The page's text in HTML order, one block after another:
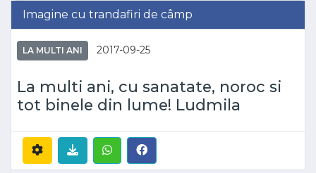
Imagine cu trandafiri de câmp
LA MULTI ANI 2017-09-25
La multi ani, cu sanatate, noroc si
tot binele din lume! Ludmila